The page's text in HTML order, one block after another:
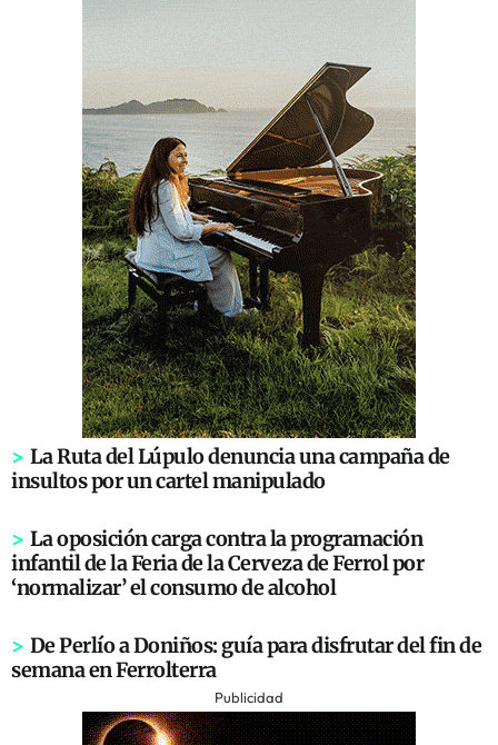
> La Ruta del Lúpulo denuncia una campaña de
insultos por un cartel manipulado
> La oposición carga contra la programación
infantil de la Feria de la Cerveza de Ferrol por
‘normalizar’ el consumo de alcohol
> De Perlío a Doniños: guía para disfrutar del fin de
semana en Ferrolterra
Publicidad